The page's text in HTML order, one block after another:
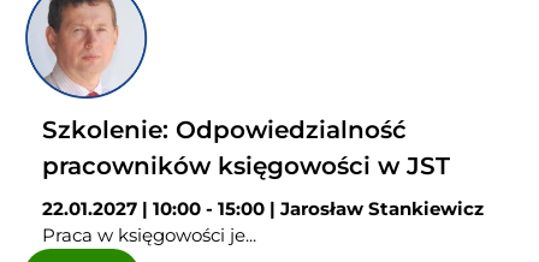
Szkolenie: Odpowiedzialność
pracowników księgowości w JST
22.01.2027 | 10:00 - 15:00 | Jarosław Stankiewicz
Praca w księgowości je...